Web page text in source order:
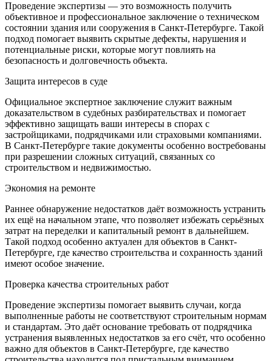
Проведение экспертизы — это возможность получить
объективное и профессиональное заключение о техническом
состоянии здания или сооружения в Санкт-Петербурге. Такой
подход помогает выявить скрытые дефекты, нарушения и
потенциальные риски, которые могут повлиять на
безопасность и долговечность объекта.
Защита интересов в суде
Официальное экспертное заключение служит важным
доказательством в судебных разбирательствах и помогает
эффективно защищать ваши интересы в спорах с
застройщиками, подрядчиками или страховыми компаниями.
В Санкт-Петербурге такие документы особенно востребованы
при разрешении сложных ситуаций, связанных со
строительством и недвижимостью.
Экономия на ремонте
Раннее обнаружение недостатков даёт возможность устранить
их ещё на начальном этапе, что позволяет избежать серьёзных
затрат на переделки и капитальный ремонт в дальнейшем.
Такой подход особенно актуален для объектов в Санкт-
Петербурге, где качество строительства и сохранность зданий
имеют особое значение.
Проверка качества строительных работ
Проведение экспертизы помогает выявить случаи, когда
выполненные работы не соответствуют строительным нормам
и стандартам. Это даёт основание требовать от подрядчика
устранения выявленных недостатков за его счёт, что особенно
важно для объектов в Санкт-Петербурге, где качество